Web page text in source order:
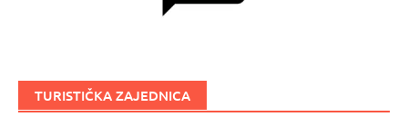
TURISTIČKA ZAJEDNICA